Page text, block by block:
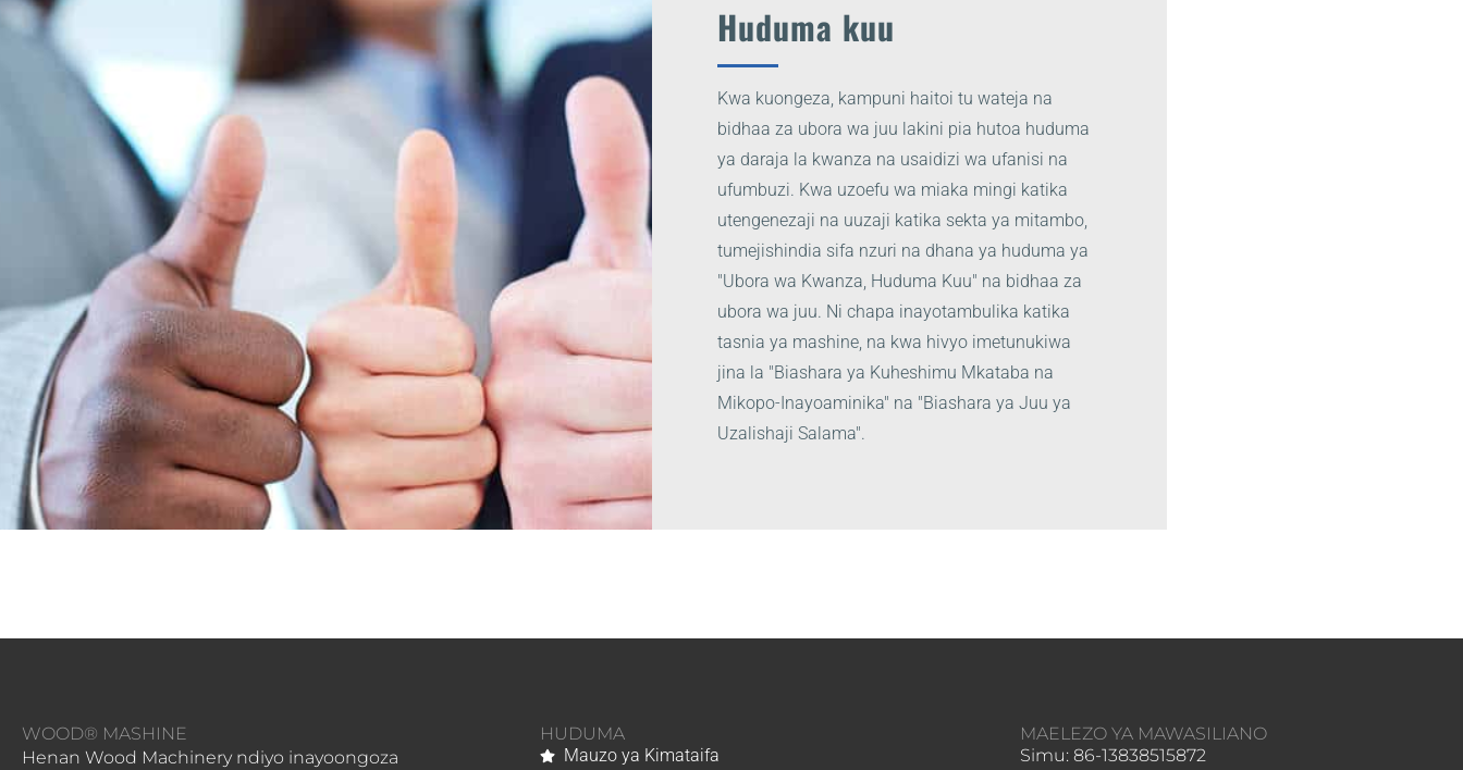
Huduma kuu
Kwa kuongeza, kampuni haitoi tu wateja na
bidhaa za ubora wa juu lakini pia hutoa huduma
ya daraja la kwanza na usaidizi wa ufanisi na
ufumbuzi. Kwa uzoefu wa miaka mingi katika
utengenezaji na uuzaji katika sekta ya mitambo,
tumejishindia sifa nzuri na dhana ya huduma ya
"Ubora wa Kwanza, Huduma Kuu" na bidhaa za
ubora wa juu. Ni chapa inayotambulika katika
tasnia ya mashine, na kwa hivyo imetunukiwa
jina la "Biashara ya Kuheshimu Mkataba na
Mikopo-Inayoaminika" na "Biashara ya Juu ya
Uzalishaji Salama".
WOOD® MASHINE
Henan Wood Machinery ndiyo inayoongoza
HUDUMA
Mauzo ya Kimataifa
MAELEZO YA MAWASILIANO
Simu: 86-13838515872